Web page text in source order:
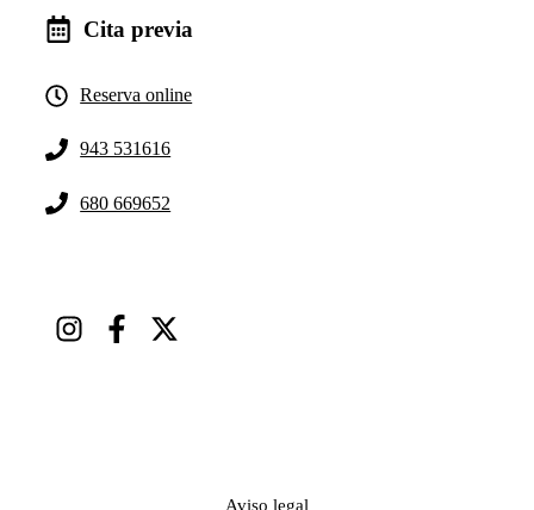
Cita previa
Reserva online
943 531616
680 669652
Aviso legal